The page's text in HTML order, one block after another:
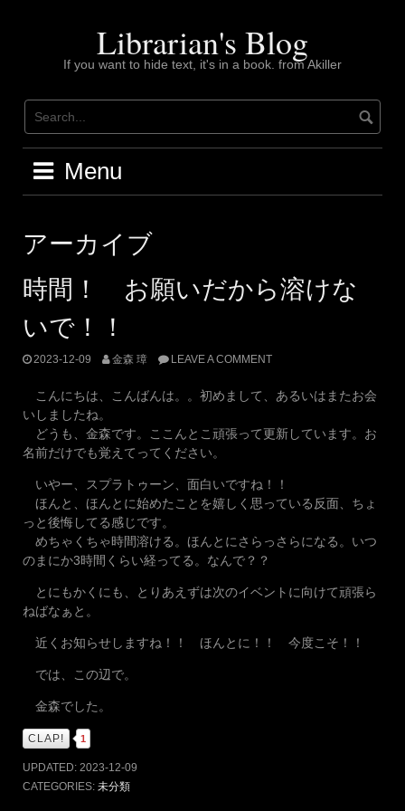
Librarian's Blog
If you want to hide text, it's in a book. from Akiller
Menu
アーカイブ
時間！ お願いだから溶けな
いで！！
2023-12-09 金森 璋 LEAVE A COMMENT
こんにちは、こんばんは。。初めまして、あるいはまたお会
いしましたね。
どうも、金森です。ここんとこ頑張って更新しています。お
名前だけでも覚えてってください。
いやー、スプラトゥーン、面白いですね！！
ほんと、ほんとに始めたことを嬉しく思っている反面、ちょ
っと後悔してる感じです。
めちゃくちゃ時間溶ける。ほんとにさらっさらになる。いつ
のまにか3時間くらい経ってる。なんで？？
とにもかくにも、とりあえずは次のイベントに向けて頑張ら
ねばなぁと。
近くお知らせしますね！！ ほんとに！！ 今度こそ！！
では、この辺で。
金森でした。
CLAP! 1
UPDATED: 2023-12-09
CATEGORIES: 未分類